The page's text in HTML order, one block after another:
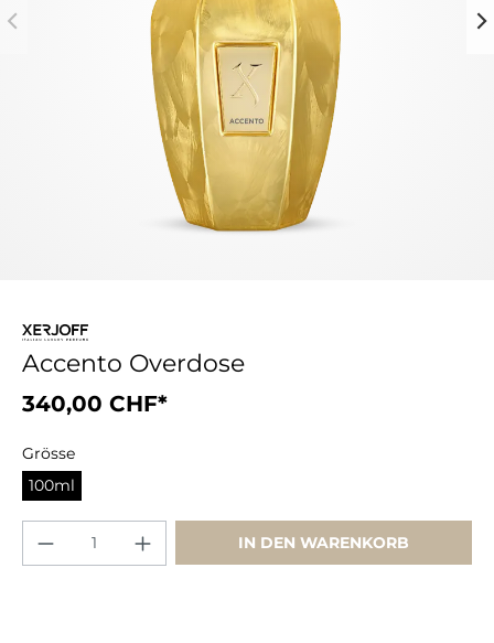
Accento Overdose
340,00 CHF*
Grösse
100ml
IN DEN WARENKORB